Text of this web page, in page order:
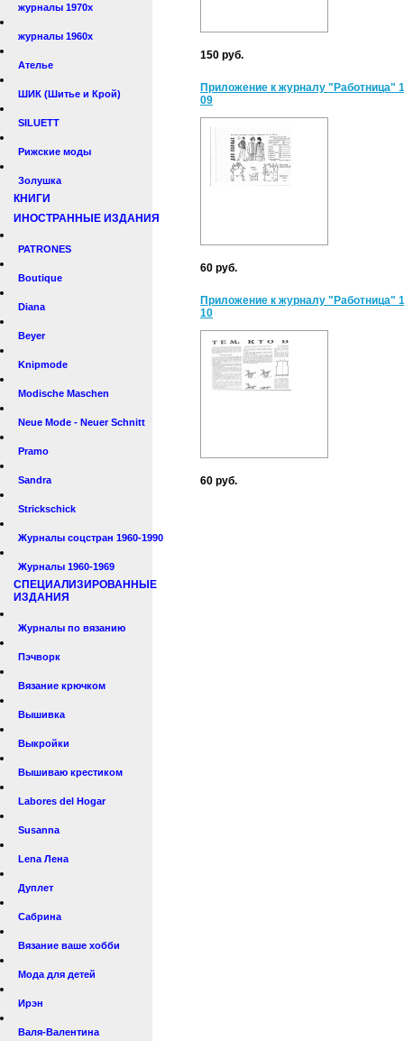
журналы 1970х
журналы 1960х
Ателье
ШИК (Шитье и Крой)
SILUETT
Рижские моды
Золушка
КНИГИ
ИНОСТРАННЫЕ ИЗДАНИЯ
PATRONES
Boutique
Diana
Beyer
Knipmode
Modische Maschen
Neue Mode - Neuer Schnitt
Pramo
Sandra
Strickschick
Журналы соцстран 1960-1990
Журналы 1960-1969
СПЕЦИАЛИЗИРОВАННЫЕ
ИЗДАНИЯ
Журналы по вязанию
Пэчворк
Вязание крючком
Вышивка
Выкройки
Вышиваю крестиком
Labores del Hogar
Susanna
Lena Лена
Дуплет
Сабрина
Вязание ваше хобби
Мода для детей
Ирэн
Валя-Валентина
150 руб.
Приложение к журналу "Работница"
09
60 руб.
Приложение к журналу "Работница"
10
60 руб.